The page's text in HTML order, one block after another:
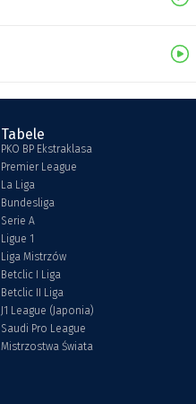
Tabele
PKO BP Ekstraklasa
Premier League
La Liga
Bundesliga
Serie A
Ligue 1
Liga Mistrzów
Betclic I Liga
Betclic II Liga
J1 League (Japonia)
Saudi Pro League
Mistrzostwa Świata